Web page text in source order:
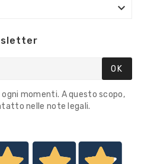

OK
momenti. A questo scopo,
nelle note legali.